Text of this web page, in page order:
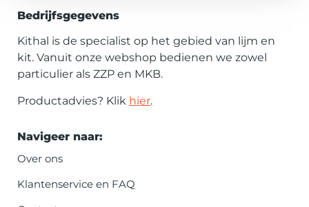
Bedrijfsgegevens
Kithal is de specialist op het gebied van lijm en
kit. Vanuit onze webshop bedienen we zowel
particulier als ZZP en MKB.
Productadvies? Klik hier.
Navigeer naar:
Over ons
Klantenservice en FAQ